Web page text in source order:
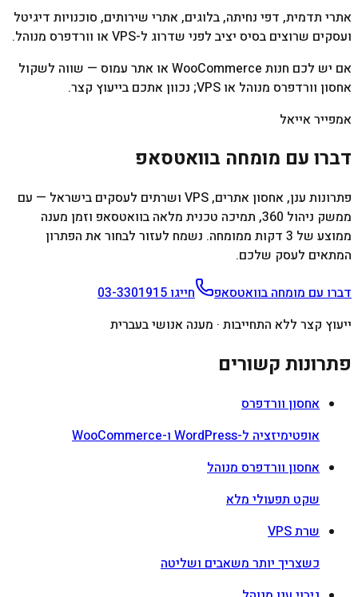
אתרי תדמית, דפי נחיתה, בלוגים, אתרי שירותים, סוכנויות דיגיטל
ועסקים שרוצים בסיס יציב לפני שדרוג ל-VPS או וורדפרס מנוהל.
אם יש לכם חנות WooCommerce או אתר עמוס — שווה לשקול
אחסון וורדפרס מנוהל או VPS; נכוון אתכם בייעוץ קצר.
אמפייר אייאל
דברו עם מומחה בוואטסאפ
פתרונות ענן, אחסון אתרים, VPS ושרתים לעסקים בישראל — עם
ממשק ניהול 360, תמיכה טכנית מלאה בוואטסאפ וזמן מענה
ממוצע של 3 דקות ממומחה. נשמח לעזור לבחור את הפתרון
המתאים לעסק שלכם.
דברו עם מומחה בוואטסאפ
חייגו03-3301915
ייעוץ קצר ללא התחייבות · מענה אנושי בעברית
פתרונות קשורים
אחסון וורדפרס
אופטימיזציה ל-WordPress ו-WooCommerce
אחסון וורדפרס מנוהל
שקט תפעולי מלא
שרת VPS
כשצריך יותר משאבים ושליטה